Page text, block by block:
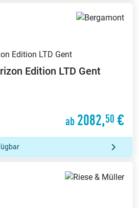
Edition LTD Gent
ab 2082,50 €